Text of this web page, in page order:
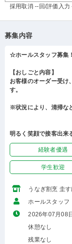
採用取消 --回/評価入力
募集内容
☆ホールスタッフ募集
【おしごと内容】
お客様のオーダー受け
す。
※状況により、清掃な
明るく笑顔で接客出来
経験者優遇
学生歓迎
うなぎ割烹 圭す
ホールスタッフ
2026年07月08
休憩なし
残業なし